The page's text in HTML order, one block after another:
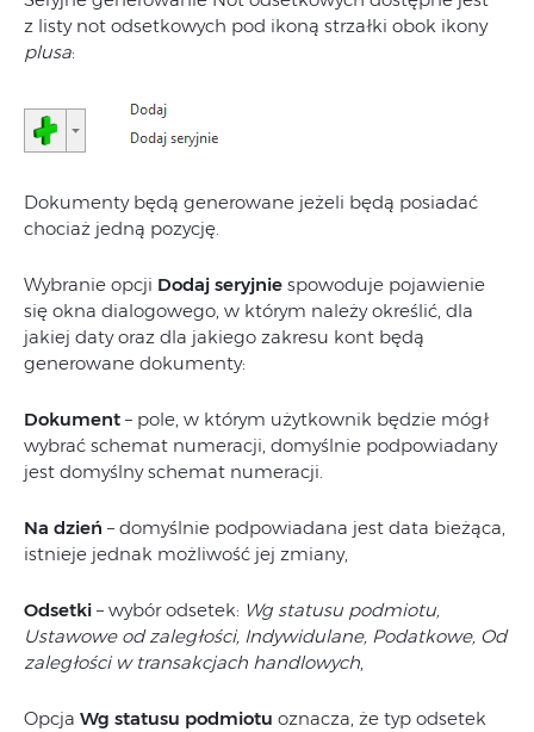
z listy not odsetkowych pod ikoną strzałki obok ikony
plusa:
Dokumenty będą generowane jeżeli będą posiadać
chociaż jedną pozycję.
Wybranie opcji Dodaj seryjnie spowoduje pojawienie
się okna dialogowego, w którym należy określić, dla
jakiej daty oraz dla jakiego zakresu kont będą
generowane dokumenty:
Dokument – pole, w którym użytkownik będzie mógł
wybrać schemat numeracji, domyślnie podpowiadany
jest domyślny schemat numeracji.
Na dzień – domyślnie podpowiadana jest data bieżąca,
istnieje jednak możliwość jej zmiany,
Odsetki – wybór odsetek: Wg statusu podmiotu,
Ustawowe od zaległości, Indywidulane, Podatkowe, Od
zaległości w transakcjach handlowych,
Opcja Wg statusu podmiotu oznacza, że typ odsetek